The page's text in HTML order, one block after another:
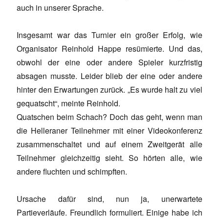
auch in unserer Sprache.
Insgesamt war das Turnier ein großer Erfolg, wie
Organisator Reinhold Happe resümierte. Und das,
obwohl der eine oder andere Spieler kurzfristig
absagen musste. Leider blieb der eine oder andere
hinter den Erwartungen zurück. „Es wurde halt zu viel
gequatscht“, meinte Reinhold.
Quatschen beim Schach? Doch das geht, wenn man
die Helleraner Teilnehmer mit einer Videokonferenz
zusammenschaltet und auf einem Zweitgerät alle
Teilnehmer gleichzeitig sieht. So hörten alle, wie
andere fluchten und schimpften.
Ursache dafür sind, nun ja, unerwartete
Partieverläufe. Freundlich formuliert. Einige habe ich